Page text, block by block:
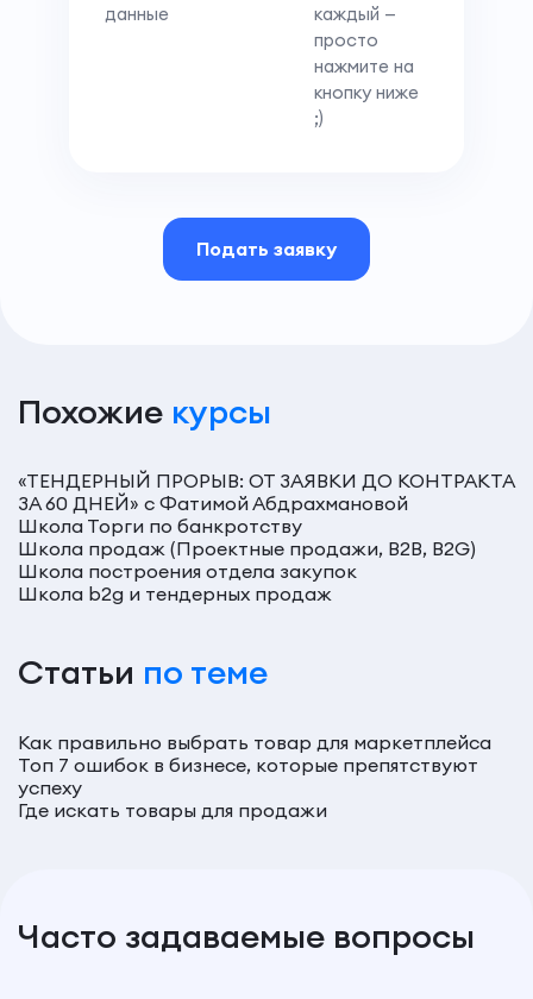
данные
каждый —
просто
нажмите на
кнопку ниже
;)
Подать заявку
Похожие курсы
«ТЕНДЕРНЫЙ ПРОРЫВ: ОТ ЗАЯВКИ ДО КОНТРАКТА
ЗА 60 ДНЕЙ» с Фатимой Абдрахмановой
Школа Торги по банкротству
Школа продаж (Проектные продажи, B2B, B2G)
Школа построения отдела закупок
Школа b2g и тендерных продаж
Статьи по теме
Как правильно выбрать товар для маркетплейса
Топ 7 ошибок в бизнесе, которые препятствуют
успеху
Где искать товары для продажи
Часто задаваемые вопросы